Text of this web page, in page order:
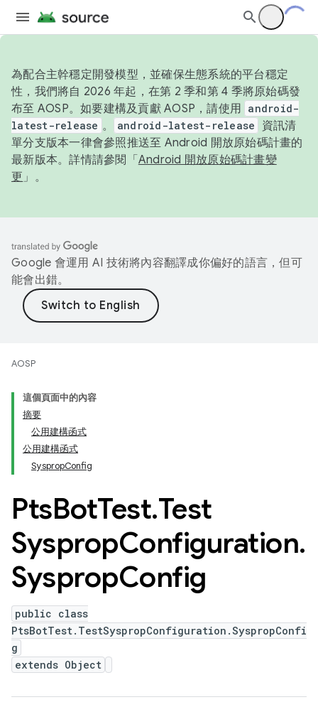
為配合主幹穩定開發模型，並確保生態系統的平台穩定
性，我們將自 2026 年起，在第 2 季和第 4 季將原始碼發
布至 AOSP。如要建構及貢獻 AOSP，請使用 android-
latest-release 。 android-latest-release
資訊清
單分支版本一律會參照推送至 Android 開放原始碼計畫的
最新版本。詳情請參閱「 Android 開放原始碼計畫變
更 」。
Google 會運用 AI 技術將內容翻譯成你偏好的語言，但可
能會出錯。
AOSP
這個頁面中的內容
摘要
公用建構函式
公用建構函式
SyspropConfig
PtsBotTest.Test
SyspropConfiguration.
SyspropConfig
public class
PtsBotTest.TestSyspropConfiguration.SyspropConfi
g
extends Object